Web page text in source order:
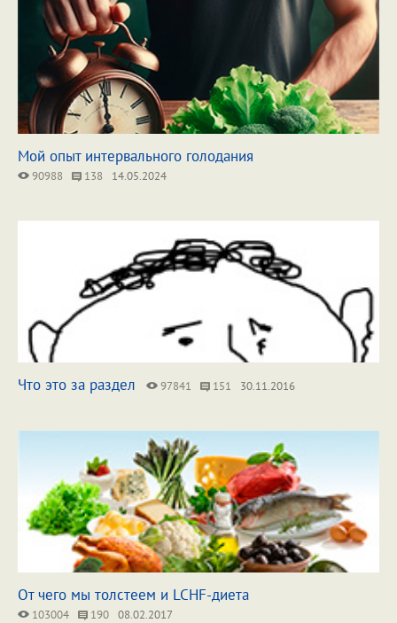
Мой опыт интервального голодания
90988 138 14.05.2024
Что это за раздел 97841 151 30.11.2016
От чего мы толстеем и LCHF-диета
103004 190 08.02.2017